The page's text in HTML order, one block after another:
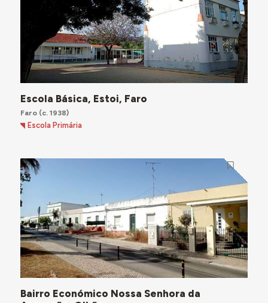
Escola Básica, Estoi, Faro
Faro(c. 1938)
Escola Primária
Bairro Económico Nossa Senhora da